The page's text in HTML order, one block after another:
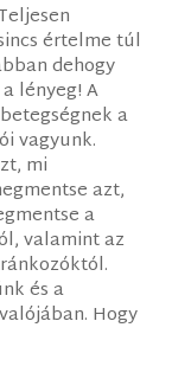
értelme túl
dehogy
lényeg! A
a
vagyunk.
mi
azt,
a
valamint az
és a
Hogy